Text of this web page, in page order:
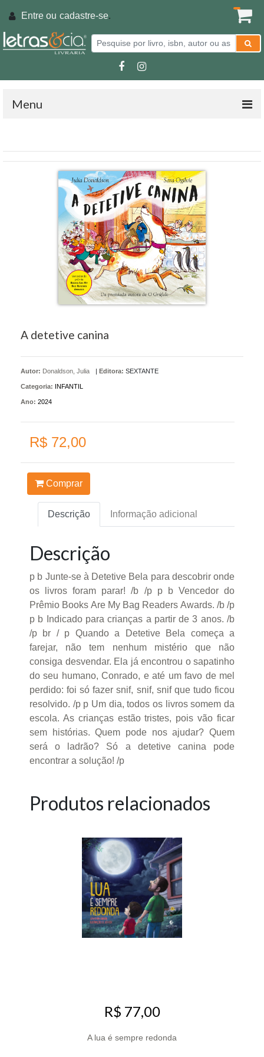
Entre ou cadastre-se.
Menu
A detetive canina
Autor: Donaldson, Julia Editora: SEXTANTE
Categoria: INFANTIL
Ano: 2024
R$ 72,00
Comprar
Descrição Informação adicional
Descrição
p b Junte-se à Detetive Bela para descobrir onde
os livros foram parar! /b /p p b Vencedor do
Prêmio Books Are My Bag Readers Awards. /b /p
p b Indicado para crianças a partir de 3 anos. /b
/p br / p Quando a Detetive Bela começa a
farejar, não tem nenhum mistério que não
consiga desvendar. Ela já encontrou o sapatinho
do seu humano, Conrado, e até um favo de mel
perdido: foi só fazer snif, snif, snif que tudo ficou
resolvido. /p p Um dia, todos os livros somem da
escola. As crianças estão tristes, pois vão ficar
sem histórias. Quem pode nos ajudar? Quem
será o ladrão? Só a detetive canina pode
encontrar a solução! /p
Produtos relacionados
R$ 77,00
A lua é sempre redonda